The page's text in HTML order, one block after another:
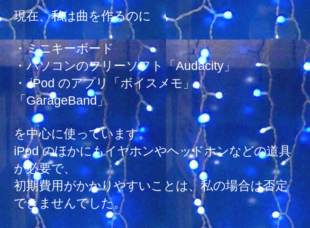
現在、私は曲を作るのに
・ミニキーボード
・パソコンのフリーソフト「Audacity」
・ iPod のアプリ「ボイスメモ」、
「GarageBand」
を中心に使っています。
iPod のほかにもイヤホンやヘッドホンなどの道具
が必要で、
初期費用がかかりやすいことは、私の場合は否定
できませんでした。